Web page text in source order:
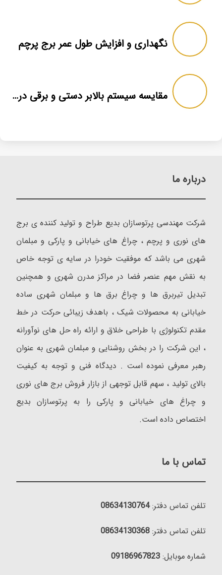
نگهداری و افزایش طول عمر برج پرچم
مقایسه سیستم بالابر دستی و برقی در برج پرچم
درباره ما
شرکت مهندسی پرتوسازان بدیع طراح و تولید کننده ی برج
های نوری و پرچم ، چراغ های خیابانی و پارکی و مبلمان
شهری می باشد که موفقیت خودرا در سایه ی توجه خاص
به نقش مهم عنصر فضا در مراکز مدرن شهری و همچنین
تبدیل تیربرق ها و چراغ برق ها و مبلمان شهری ساده
خیابانی به محصولات شیک ، باهدف زیبائی حرکت در خط
مقدم تکنولوژی با طراحی خلاق و ارائه راه حل های نوآورانه
، این شرکت را در بخش روشنایی و مبلمان شهری به عنوان
رهبر معرفی نموده است . دیدگاه فنی و توجه به کیفیت
بالای تولید ، سهم قابل توجهی از بازار فروش برج های نوری
و چراغ های خیابانی و پارکی را به پرتوسازان بدیع
اختصاص داده است.
تماس با ما
تلفن تماس دفتر:08634130764
تلفن تماس دفتر:08634130368
شماره موبایل:09186967823